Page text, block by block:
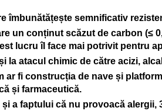
îmbunătățește semnificativ
un conținut scăzut de carbon (≤
lucru îl face mai potrivit pentru
la atacul chimic de către acizi,
ar fi construcția de nave și
și farmaceutică.
a faptului că nu provoacă